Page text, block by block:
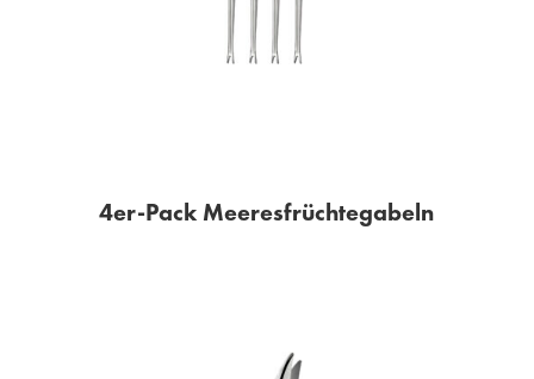
4er-Pack Meeresfrüchtegabeln